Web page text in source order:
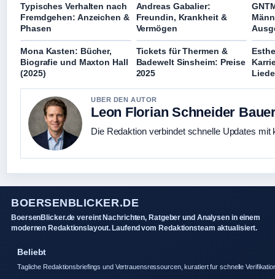
Typisches Verhalten nach
Fremdgehen: Anzeichen &
Phasen
Andreas Gabalier:
Freundin, Krankheit &
Vermögen
Mona Kasten: Bücher,
Biografie und Maxton Hall
(2025)
Tickets für Thermen &
Badewelt Sinsheim: Preise
2025
UBER DEN AUTOR
Leon Florian Schneider
Die Redaktion verbindet schnelle Updates mit
BOERSENBLICKER.DE
BoersenBlicker.de vereint Nachrichten, Ratgeber und Analysen in einem
modernen Redaktionslayout. Laufend vom Redaktionsteam aktualisiert.
Beliebt
Tagliche Redaktionsbriefings und Vertrauensressourcen, kuratiert fur schnelle